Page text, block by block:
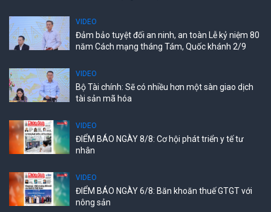
VIDEO
Đảm bảo tuyệt đối an ninh, an toàn Lễ kỷ niệm 80
năm Cách mạng tháng Tám, Quốc khánh 2/9
VIDEO
Bộ Tài chính: Sẽ có nhiều hơn một sàn giao dịch
tài sản mã hóa
VIDEO
ĐIỂM BÁO NGÀY 8/8: Cơ hội phát triển y tế tư
nhân
VIDEO
ĐIỂM BÁO NGÀY 6/8: Băn khoăn thuế GTGT với
nông sản